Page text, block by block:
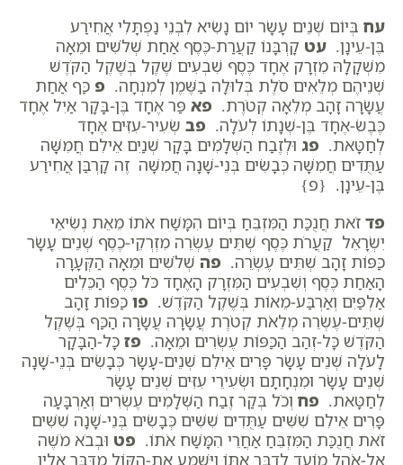
עח בְּיוֹם שְׁנֵים עָשָׂר יוֹם נָשִׂיא לִבְנֵי נַפְתָּלִי אֲחִירַע
בֶּן-עֵינָן. עט קָרְבָּנוֹ קַעֲרַת-כֶּסֶף אַחַת שְׁלֹשִׁים וּמֵאָה
מִשְׁקָלָהּ מִזְרָק אֶחָד כֶּסֶף שִׁבְעִים שֶׁקֶל בְּשֶׁקֶל הַקֹּדֶשׁ
שְׁנֵיהֶם מְלֵאִים סֹלֶת בְּלוּלָה בַשֶּׁמֶן לְמִנְחָה. פ כַּף אַחַת
עֲשָׂרָה זָהָב מְלֵאָה קְטֹרֶת. פא פַּר אֶחָד בֶּן-בָּקָר אַיִל אֶחָד
כֶּבֶשׂ-אֶחָד בֶּן-שְׁנָתוֹ לְעֹלָה. פב שְׂעִיר-עִזִּים אֶחָד
לְחַטָּאת. פג וּלְזֶבַח הַשְּׁלָמִים בָּקָר שְׁנַיִם אֵילִם חֲמִשָּׁה
עַתֻּדִים חֲמִשָּׁה כְּבָשִׂים בְּנֵי-שָׁנָה חֲמִשָּׁה זֶה קָרְבַּן אֲחִירַע
בֶּן-עֵינָן. {פ}
פד זֹאת חֲנֻכַּת הַמִּזְבֵּחַ בְּיוֹם הִמָּשַׁח אֹתוֹ מֵאֵת נְשִׂיאֵי
יִשְׂרָאֵל קַעֲרֹת כֶּסֶף שְׁתֵּים עֶשְׂרֵה מִזְרְקֵי-כֶסֶף שְׁנֵים עָשָׂר
כַּפּוֹת זָהָב שְׁתֵּים עֶשְׂרֵה. פה שְׁלֹשִׁים וּמֵאָה הַקְּעָרָה
הָאַחַת כֶּסֶף וְשִׁבְעִים הַמִּזְרָק הָאֶחָד כֹּל כֶּסֶף הַכֵּלִים
אַלְפַּיִם וְאַרְבַּע-מֵאוֹת בְּשֶׁקֶל הַקֹּדֶשׁ. פו כַּפּוֹת זָהָב
שְׁתֵּים-עֶשְׂרֵה מְלֵאֹת קְטֹרֶת עֲשָׂרָה עֲשָׂרָה הַכַּף בְּשֶׁקֶל
הַקֹּדֶשׁ כָּל-זְהַב הַכַּפּוֹת עֶשְׂרִים וּמֵאָה. פז כָּל-הַבָּקָר
לָעֹלָה שְׁנֵים עָשָׂר פָּרִים אֵילִם שְׁנֵים-עָשָׂר כְּבָשִׂים בְּנֵי-שָׁנָה
שְׁנֵים עָשָׂר וּמִנְחָתָם וּשְׂעִירֵי עִזִּים שְׁנֵים עָשָׂר
לְחַטָּאת. פח וְכֹל בְּקַר זֶבַח הַשְּׁלָמִים עֶשְׂרִים וְאַרְבָּעָה
פָּרִים אֵילִם שִׁשִּׁים עַתֻּדִים שִׁשִּׁים כְּבָשִׂים בְּנֵי-שָׁנָה שִׁשִּׁים
זֹאת חֲנֻכַּת הַמִּזְבֵּחַ אַחֲרֵי הִמָּשַׁח אֹתוֹ. פט וּבְבֹא מֹשֶׁה
אֶל-אֹהֶל מוֹעֵד לְדַבֵּר אִתּוֹ וַיִּשְׁמַע אֶת-הַקּוֹל מִדַּבֵּר אֵלָיו